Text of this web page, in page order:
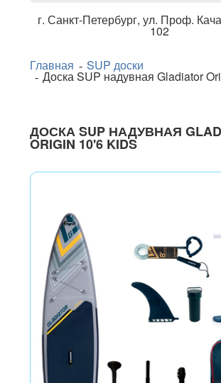
г. Санкт-Петербург, ул. Проф.
102
Главная SUP доски
Доска SUP надувная Gladiator
ДОСКА SUP НАДУВНАЯ
ORIGIN 10'6 KIDS